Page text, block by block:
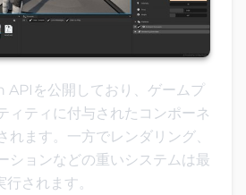
を公開しており、ゲームプ
ィティに付与されたコンポーネ
れます。一方でレンダリング、
ションなどの重いシステムは最
されます。